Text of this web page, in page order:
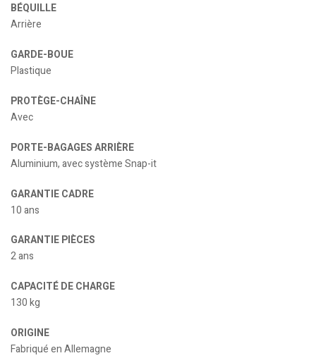
BÉQUILLE
Arrière
GARDE-BOUE
Plastique
PROTÈGE-CHAÎNE
Avec
PORTE-BAGAGES ARRIÈRE
Aluminium, avec système Snap-it
GARANTIE CADRE
10 ans
GARANTIE PIÈCES
2 ans
CAPACITÉ DE CHARGE
130 kg
ORIGINE
Fabriqué en Allemagne